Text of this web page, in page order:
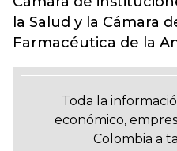
la Salud y la Cámara
Farmacéutica de la
Toda la
económico,
Colombia a